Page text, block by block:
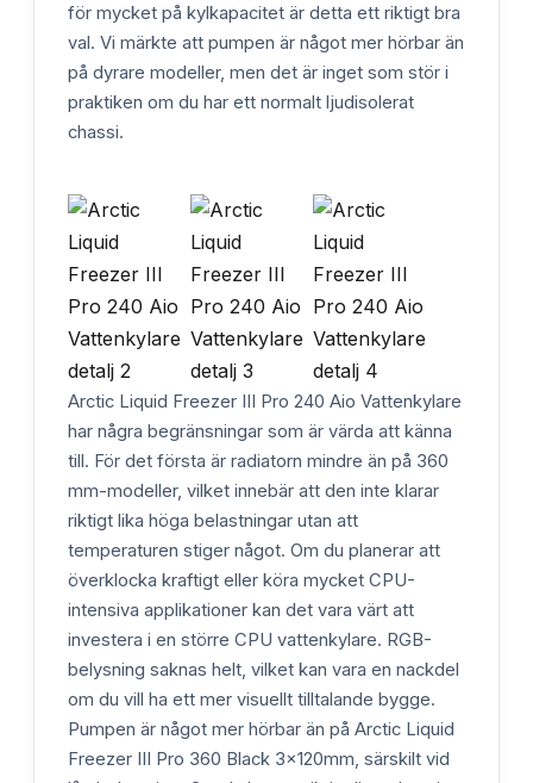
för mycket på kylkapacitet är detta ett riktigt bra
val. Vi märkte att pumpen är något mer hörbar än
på dyrare modeller, men det är inget som stör i
praktiken om du har ett normalt ljudisolerat
chassi.
Arctic Liquid Freezer III Pro 240 Aio Vattenkylare
har några begränsningar som är värda att känna
till. För det första är radiatorn mindre än på 360
mm-modeller, vilket innebär att den inte klarar
riktigt lika höga belastningar utan att
temperaturen stiger något. Om du planerar att
överklocka kraftigt eller köra mycket CPU-
intensiva applikationer kan det vara värt att
investera i en större CPU vattenkylare. RGB-
belysning saknas helt, vilket kan vara en nackdel
om du vill ha ett mer visuellt tilltalande bygge.
Pumpen är något mer hörbar än på Arctic Liquid
Freezer III Pro 360 Black 3x120mm, särskilt vid